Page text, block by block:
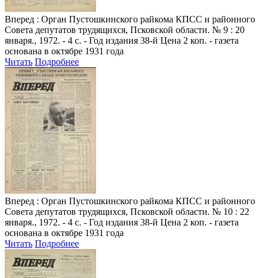
Вперед : Орган Пустошкинского райкома КПСС и районного
Совета депутатов трудящихся, Псковской области. № 9 : 20
января., 1972. - 4 с. - Год издания 38-й Цена 2 коп. - газета
основана в октябре 1931 года
Читать Подробнее
Вперед : Орган Пустошкинского райкома КПСС и районного
Совета депутатов трудящихся, Псковской области. № 10 : 22
января., 1972. - 4 с. - Год издания 38-й Цена 2 коп. - газета
основана в октябре 1931 года
Читать Подробнее